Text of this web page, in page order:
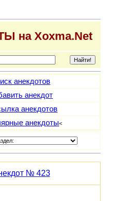
на Xoxma.Net
анекдотов
анекдот
анекдотов
анекдоты<
№ 423